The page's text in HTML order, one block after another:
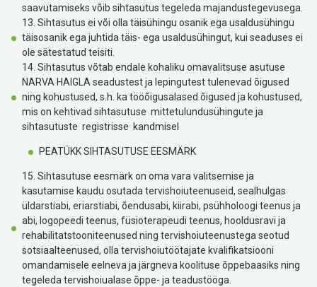
saavutamiseks võib sihtasutus tegeleda majandustegevusega.
13. Sihtasutus ei või olla täisühingu osanik ega usaldusühingu
täisosanik ega juhtida täis- ega usaldusühingut, kui seaduses ei
ole sätestatud teisiti.
14. Sihtasutus võtab endale kohaliku omavalitsuse asutuse
NARVA HAIGLA seadustest ja lepingutest tulenevad õigused
ning kohustused, s.h. ka tööõigusalased õigused ja kohustused,
mis on kehtivad sihtasutuse mittetulundusühingute ja
sihtasutuste registrisse kandmisel
PEATÜKK SIHTASUTUSE EESMÄRK
15. Sihtasutuse eesmärk on oma vara valitsemise ja
kasutamise kaudu osutada tervishoiuteenuseid, sealhulgas
üldarstiabi, eriarstiabi, õendusabi, kiirabi, psühholoogi teenus ja
abi, logopeedi teenus, füsioterapeudi teenus, hooldusravi ja
rehabilitatstooniteenused ning tervishoiuteenustega seotud
sotsiaalteenused, olla tervishoiutöötajate kvalifikatsiooni
omandamisele eelneva ja järgneva koolituse õppebaasiks ning
tegeleda tervishoiualase õppe- ja teadustööga.